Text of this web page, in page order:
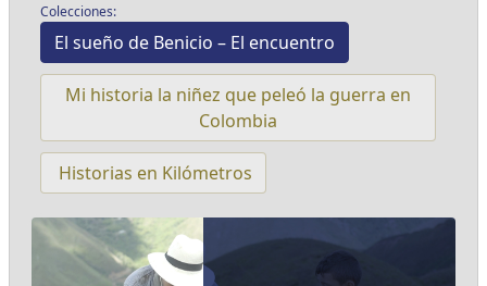
Colecciones:
El sueño de Benicio – El encuentro
Mi historia la niñez que peleó la guerra en
Colombia
Historias en Kilómetros